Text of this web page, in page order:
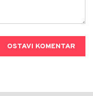
OSTAVI KOMENTAR